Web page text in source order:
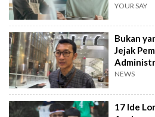
YOUR SAY
Bukan
Jejak
Pemalang
NEWS
17 Ide